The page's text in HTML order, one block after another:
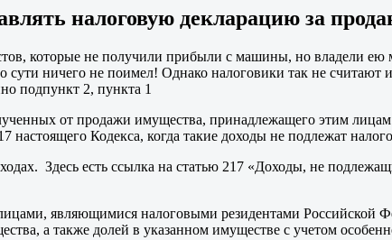
налоговую декларацию за
которые не получили прибыли с машины, но владели ею
сути ничего не поимел! Однако налоговики так не
подпункт 2, пункта 1
от продажи имущества, принадлежащего этим
настоящего Кодекса, когда такие доходы не подлежат
Здесь есть ссылка на статью 217 «Доходы, не
являющимися налоговыми резидентами Российской
а также долей в указанном имуществе с учетом